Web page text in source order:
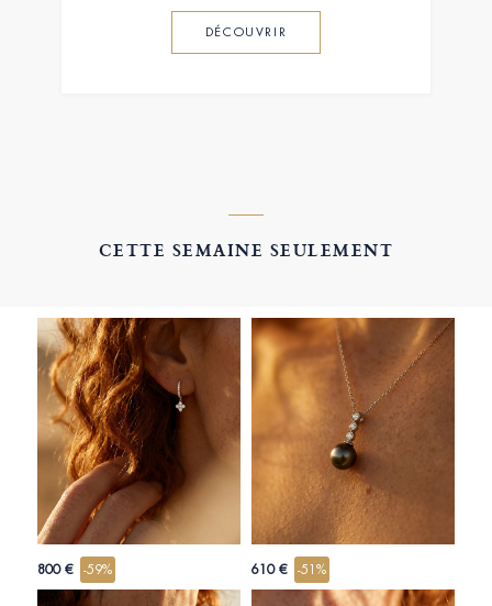
DÉCOUVRIR
CETTE SEMAINE SEULEMENT
800 € -59% 610 € -51%